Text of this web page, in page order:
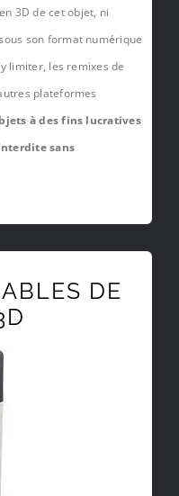
3D de cet objet, ni
son format numérique
limiter, les remixes de
plateformes
à des fins lucratives
sans
DE